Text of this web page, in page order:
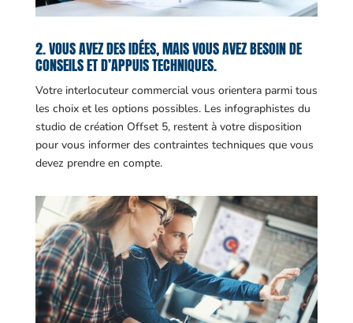
2. VOUS AVEZ DES IDÉES, MAIS VOUS AVEZ BESOIN DE
CONSEILS ET D’APPUIS TECHNIQUES.
Votre interlocuteur commercial vous orientera parmi tous
les choix et les options possibles. Les infographistes du
studio de création Offset 5, restent à votre disposition
pour vous informer des contraintes techniques que vous
devez prendre en compte.